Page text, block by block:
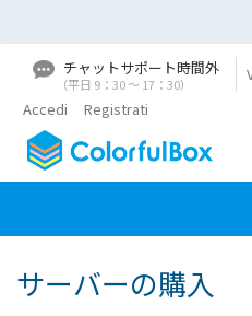
チャットサポート時間外
（平日 9：30 〜 17：30）
Accedi
Registrati
サーバーの購入